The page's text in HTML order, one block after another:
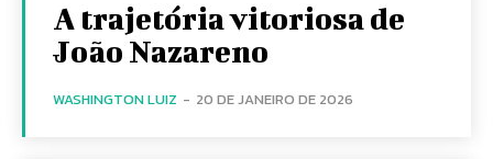
A trajetória vitoriosa de
João Nazareno
WASHINGTON LUIZ - 20 DE JANEIRO DE 2026